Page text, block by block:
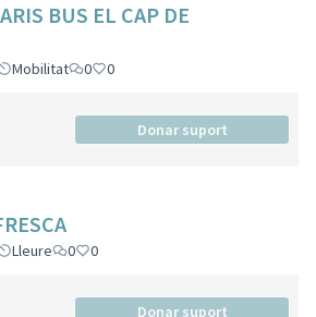
BUS EL CAP DE
Mobilitat 0 0
Donar suport
Lleure 0 0
Donar suport